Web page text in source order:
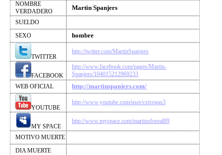
NOMBRE
VERDADERO
Martin Spanjers
SUELDO
SEXO
hombre
TWITTER
http://twitter.com/MartinSpanjers
FACEBOOK
http://www.facebook.com/pages/Martin-
Spanjers/104015212969233
WEB OFICIAL
http://martinspanjers.com/
YOUTUBE
http://www.youtube.com/user/csivegas3
MY SPACE
http://www.myspace.com/martinsforeal89
MOTIVO MUERTE
DIA MUERTE